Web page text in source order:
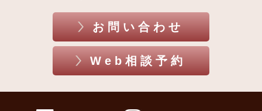
お問い合わせ
Web相談予約